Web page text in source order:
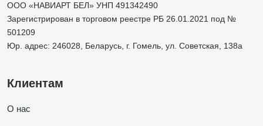
ООО «НАВИАРТ БЕЛ» УНП 491342490
Зарегистрирован в торговом реестре РБ 26.01.2021 под №
501209
Юр. адрес: 246028, Беларусь, г. Гомель, ул. Советская, 138а
Клиентам
О нас